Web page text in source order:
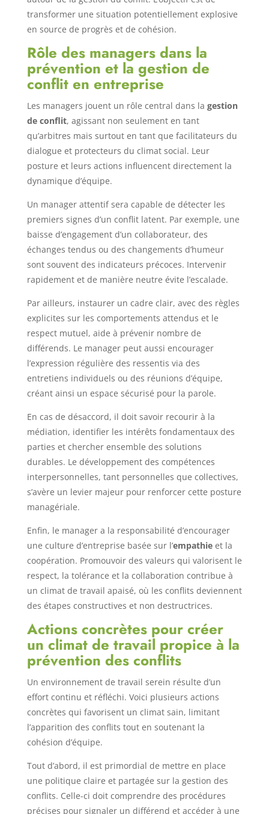
transformer une situation potentiellement explosive
en source de progrès et de cohésion.
Rôle des managers dans la
prévention et la gestion de
conflit en entreprise
Les managers jouent un rôle central dans la gestion
de conflit, agissant non seulement en tant
qu’arbitres mais surtout en tant que facilitateurs du
dialogue et protecteurs du climat social. Leur
posture et leurs actions influencent directement la
dynamique d’équipe.
Un manager attentif sera capable de détecter les
premiers signes d’un conflit latent. Par exemple, une
baisse d’engagement d’un collaborateur, des
échanges tendus ou des changements d’humeur
sont souvent des indicateurs précoces. Intervenir
rapidement et de manière neutre évite l’escalade.
Par ailleurs, instaurer un cadre clair, avec des règles
explicites sur les comportements attendus et le
respect mutuel, aide à prévenir nombre de
différends. Le manager peut aussi encourager
l’expression régulière des ressentis via des
entretiens individuels ou des réunions d’équipe,
créant ainsi un espace sécurisé pour la parole.
En cas de désaccord, il doit savoir recourir à la
médiation, identifier les intérêts fondamentaux des
parties et chercher ensemble des solutions
durables. Le développement des compétences
interpersonnelles, tant personnelles que collectives,
s’avère un levier majeur pour renforcer cette posture
managériale.
Enfin, le manager a la responsabilité d’encourager
une culture d’entreprise basée sur l’empathieet la
coopération. Promouvoir des valeurs qui valorisent le
respect, la tolérance et la collaboration contribue à
un climat de travail apaisé, où les conflits deviennent
des étapes constructives et non destructrices.
Actions concrètes pour créer
un climat de travail propice à la
prévention des conflits
Un environnement de travail serein résulte d’un
effort continu et réfléchi. Voici plusieurs actions
concrètes qui favorisent un climat sain, limitant
l’apparition des conflits tout en soutenant la
cohésion d’équipe.
Tout d’abord, il est primordial de mettre en place
une politique claire et partagée sur la gestion des
conflits. Celle-ci doit comprendre des procédures
précises pour signaler un différend et accéder à une